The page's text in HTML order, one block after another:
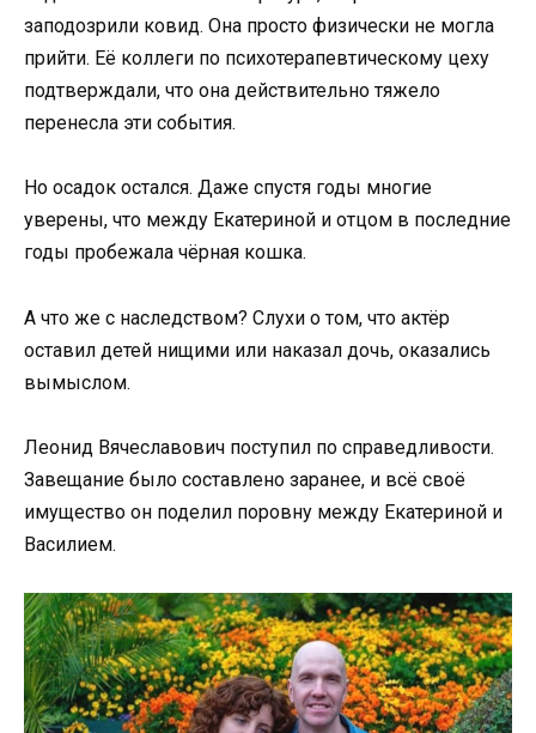
заподозрили ковид. Она просто физически не могла
прийти. Её коллеги по психотерапевтическому цеху
подтверждали, что она действительно тяжело
перенесла эти события.
Но осадок остался. Даже спустя годы многие
уверены, что между Екатериной и отцом в последние
годы пробежала чёрная кошка.
А что же с наследством? Слухи о том, что актёр
оставил детей нищими или наказал дочь, оказались
вымыслом.
Леонид Вячеславович поступил по справедливости.
Завещание было составлено заранее, и всё своё
имущество он поделил поровну между Екатериной и
Василием.